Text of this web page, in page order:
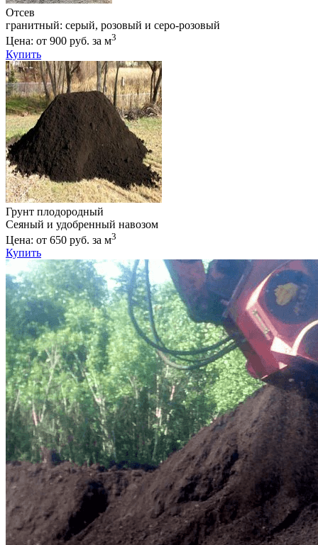
Отсев
гранитный: серый, розовый и серо-розовый
Цена: от 900 руб. за м3
Купить
Грунт плодородный
Сеяный и удобренный навозом
Цена: от 650 руб. за м3
Купить